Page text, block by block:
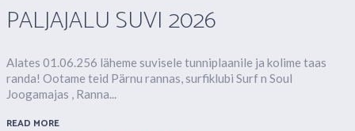
PALJAJALU SUVI 2026
Alates 01.06.256 läheme suvisele tunniplaanile ja kolime taas
randa! Ootame teid Pärnu rannas, surfiklubi Surf n Soul
Joogamajas , Ranna...
READ MORE